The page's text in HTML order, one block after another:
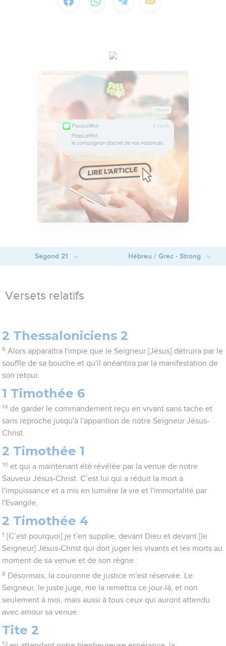
Segond 21 Hébreu / Grec - Strong
Versets relatifs
2 Thessaloniciens 2
8 Alors apparaîtra l'impie que le Seigneur [Jésus] détruira par le
souffle de sa bouche et qu'il anéantira par la manifestation de
son retour.
1 Timothée 6
14 de garder le commandement reçu en vivant sans tache et
sans reproche jusqu'à l'apparition de notre Seigneur Jésus-
Christ.
2 Timothée 1
10 et qui a maintenant été révélée par la venue de notre
Sauveur Jésus-Christ. C’est lui qui a réduit la mort à
l'impuissance et a mis en lumière la vie et l'immortalité par
l'Evangile,
2 Timothée 4
1 [C’est pourquoi] je t’en supplie, devant Dieu et devant [le
Seigneur] Jésus-Christ qui doit juger les vivants et les morts au
moment de sa venue et de son règne :
8 Désormais, la couronne de justice m'est réservée. Le
Seigneur, le juste juge, me la remettra ce jour-là, et non
seulement à moi, mais aussi à tous ceux qui auront attendu
avec amour sa venue.
Tite 2
13